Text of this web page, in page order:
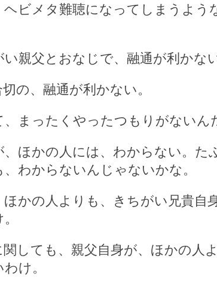
ヘビメタ難聴になってしまうよう
い親父とおなじで、融通が利かない
の、融通が利かない。
、まったくやったつもりがないん
、ほかの人には、わからない。た
、わからないんじゃないかな。
ほかの人よりも、きちがい兄貴自
関しても、親父自身が、ほかの人
け。